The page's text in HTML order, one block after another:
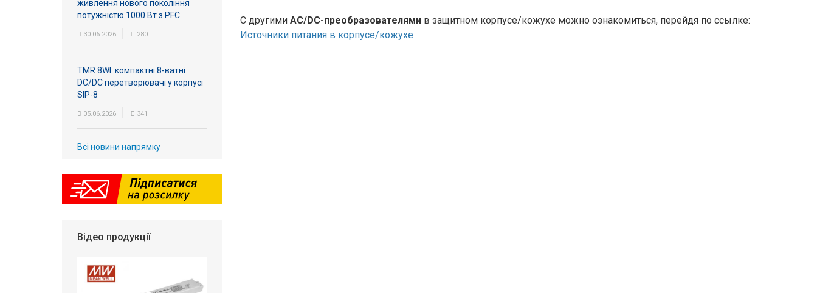
C другими AC/DC-преобразователямив защитном корпусе/кожухе можно ознакомиться, перейдя по ссылке:
Источники питания в корпусе/кожухе
живлення нового покоління
потужністю 1000 Вт з PFC
30.06.2026 280
TMR 8WI: компактні 8-ватні
DC/DC перетворювачі у корпусі
SIP-8
05.06.2026 341
Всі новини напрямку
Відео продукції